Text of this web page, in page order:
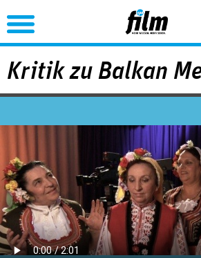
Jump to
Kritik zu Balkan